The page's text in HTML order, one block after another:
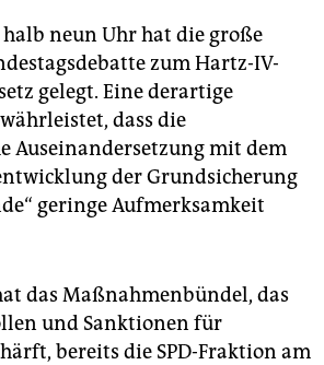
neun Uhr hat die große
zum Hartz-IV-
gelegt. Eine derartige
dass die
Auseinandersetzung mit dem
der Grundsicherung
geringe Aufmerksamkeit
das Maßnahmenbündel, das
und Sanktionen für
bereits die SPD-Fraktion am